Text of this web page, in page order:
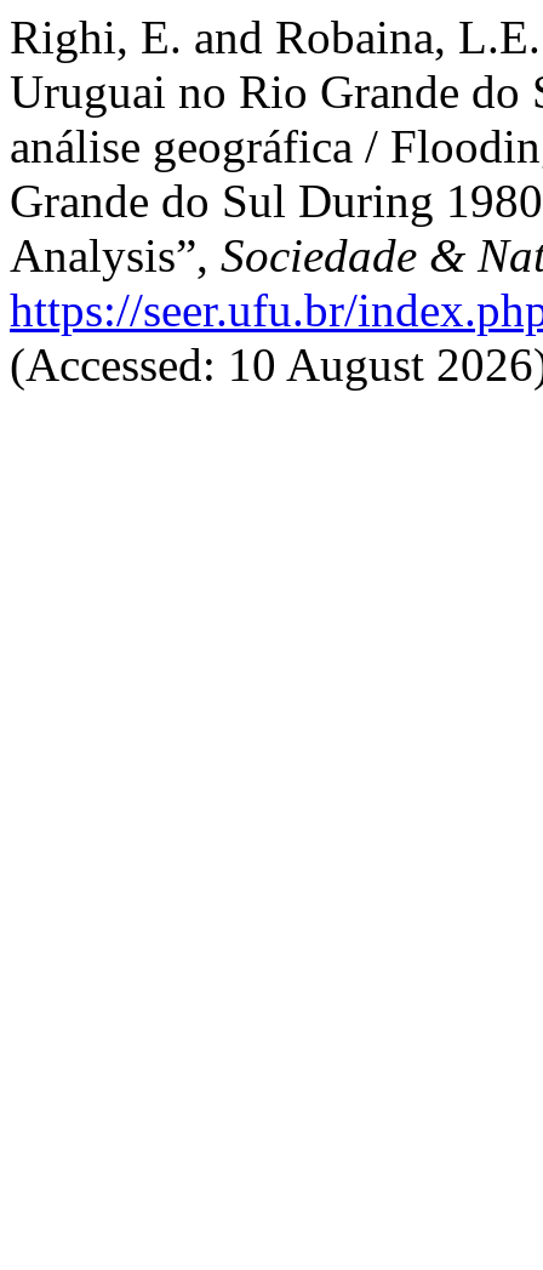
Righi, E. and Robaina,
Uruguai no Rio Grande do
análise geográfica /
Grande do Sul During
Analysis”, Sociedade &
https://seer.ufu.br/
(Accessed: 10 August